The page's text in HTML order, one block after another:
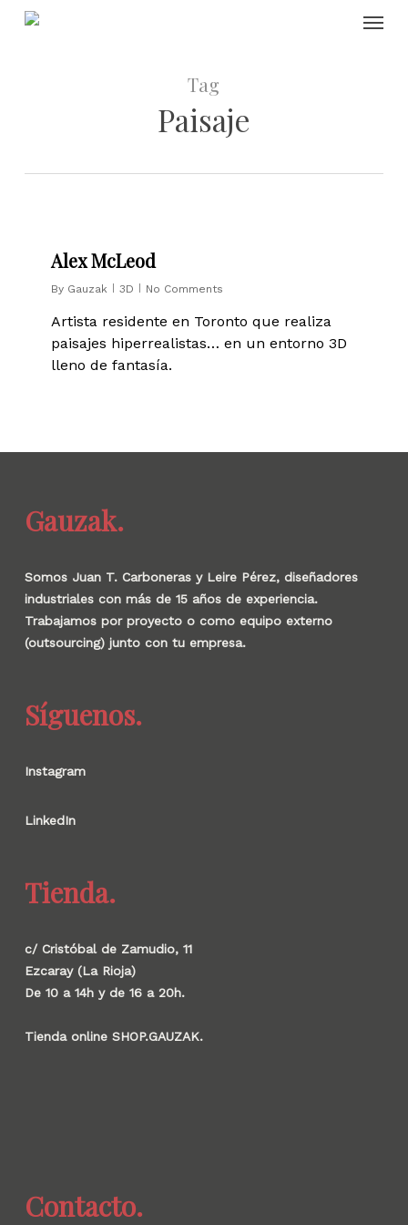
Skip
Tag
Paisaje
Alex McLeod
By Gauzak 3D No Comments
Artista residente en Toronto que realiza
paisajes hiperrealistas… en un entorno 3D
lleno de fantasía.
Gauzak.
Somos Juan T. Carboneras y Leire Pérez, diseñadores
industriales con más de 15 años de experiencia.
Trabajamos por proyecto o como equipo externo
(outsourcing) junto con tu empresa.
Síguenos.
Instagram
LinkedIn
Tienda.
c/ Cristóbal de Zamudio, 11
Ezcaray (La Rioja)
De 10 a 14h y de 16 a 20h.
Tienda online SHOP.GAUZAK.
Contacto.